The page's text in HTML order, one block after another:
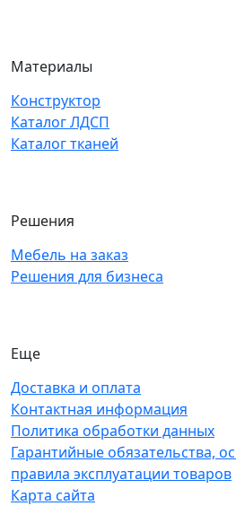
Материалы
Конструктор
Каталог ЛДСП
Каталог тканей
Решения
Мебель на заказ
Решения для бизнеса
Еще
Доставка и оплата
Контактная информация
Политика обработки данных
Гарантийные обязательства,
правила эксплуатации товаров
Карта сайта